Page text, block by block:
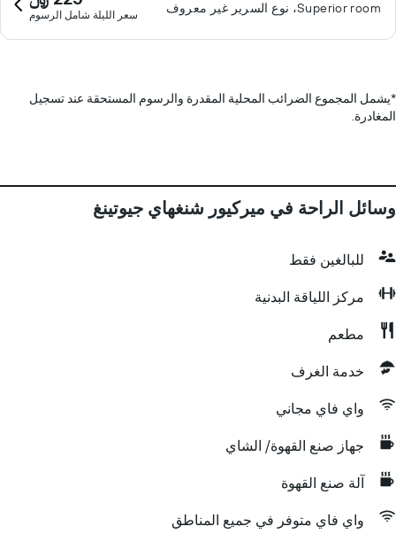
Superior room، نوع السرير غير معروف سعر الليلة شامل الرسوم
*يشمل المجموع الضرائب المحلية المقدرة والرسوم المستحقة عند تسجيل
المغادرة.
وسائل الراحة في ميركيور شنغهاي جيوتينغ
للبالغين فقط
مركز اللياقة البدنية
مطعم
خدمة الغرف
واي فاي مجاني
جهاز صنع القهوة/ الشاي
آلة صنع القهوة
واي فاي متوفر في جميع المناطق